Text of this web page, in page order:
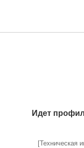
Идет
[Техническая